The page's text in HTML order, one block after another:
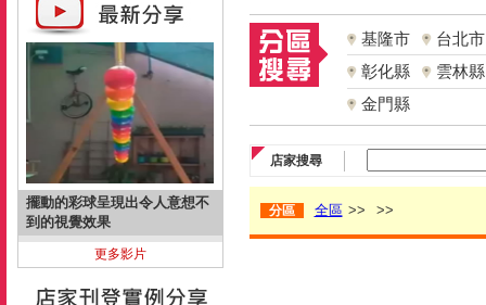
擺動的彩球呈現出令人意想不
到的視覺效果
更多影片
基隆市
台北市
彰化縣
雲林縣
金門縣
店家搜尋
分區 全區 >> >>